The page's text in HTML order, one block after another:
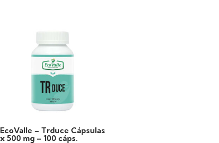
EcoValle – Trduce Cápsulas
x 500 mg – 100 cáps.